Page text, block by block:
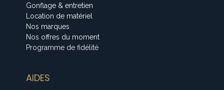
Gonflage & entretien
Location de matériel
Nos marques
Nos offres du moment
Programme de fidélité
AIDES